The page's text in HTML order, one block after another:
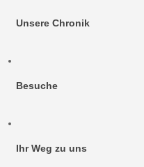
Unsere Chronik
Besuche
Ihr Weg zu uns